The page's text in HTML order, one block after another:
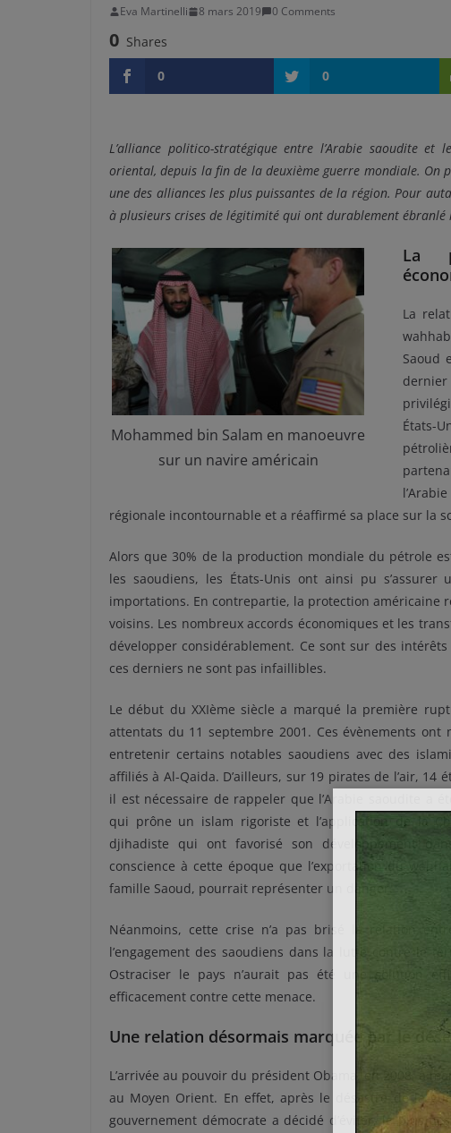
Eva Martinelli 8 mars 2019 0 Comments
0 Shares
0
0
L’alliance politico-stratégique entre l’Arabie saoudite
oriental, depuis la fin de la deuxième guerre mondiale. On
une des alliances les plus puissantes de la région. Pour
à plusieurs crises de légitimité qui ont durablement ébranlé
Mohammed bin Salam en manoeuvre
sur un navire américain
La
La
Saoud
États-
régionale incontournable et a réaffirmé sa place sur la
Alors que 30% de la production mondiale du pétrole
les saoudiens, les États-Unis ont ainsi pu
importations. En contrepartie, la protection
voisins. Les nombreux accords économiques et les
développer considérablement. Ce sont sur des
ces derniers ne sont pas infaillibles.
Le début du XXIème siècle a marqué la première
attentats du 11 septembre 2001. Ces évènements
entretenir certains notables saoudiens avec des
affiliés à Al-Qaida. D’ailleurs, sur 19 pirates de l’air, 14
il est nécessaire de rappeler que l’Arabie saoudite a
qui prône un islam rigoriste et l’application de la
djihadiste qui ont favorisé son développement
conscience à cette époque que l’exportation du
famille Saoud, pourrait représenter un danger.
Néanmoins, cette crise n’a pas brisé la relation
l’engagement des saoudiens dans la lutte contre le
Ostraciser le pays n’aurait pas été une solution
efficacement contre cette menace.
Une relation désormais marquée par le
L’arrivée au pouvoir du président Obama, en 2008, a
au Moyen Orient. En effet, après le désastre de la
gouvernement démocrate a décidé d’éviter, le plus